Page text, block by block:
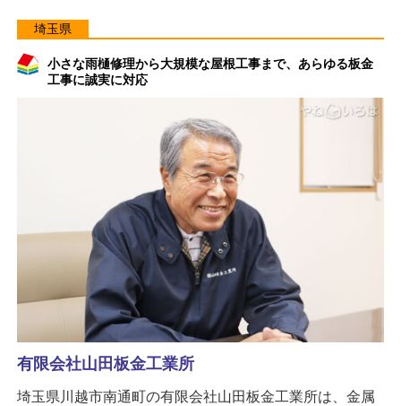
埼玉県
小さな雨樋修理から大規模な屋根工事まで、あらゆる板金
工事に誠実に対応
有限会社山田板金工業所
埼玉県川越市南通町の有限会社山田板金工業所は、金属